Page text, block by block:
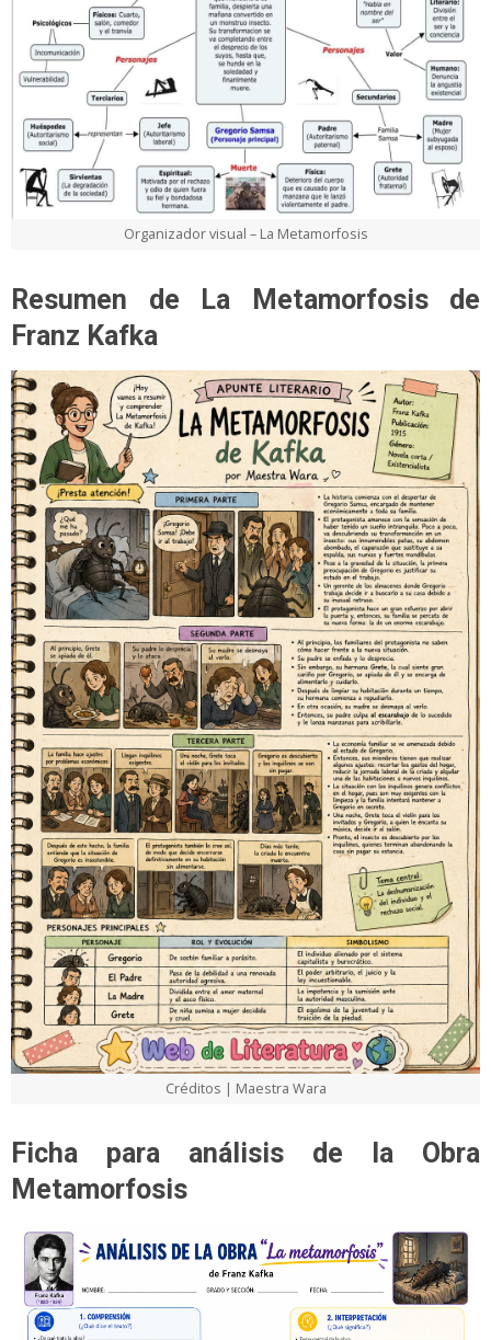
Organizador visual – La Metamorfosis
Resumen de La Metamorfosis de
Franz Kafka
Créditos | Maestra Wara
Ficha para análisis de la Obra
Metamorfosis